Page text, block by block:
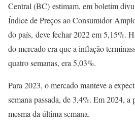
Central (BC) estimam, em boletim
Índice de Preços ao Consumidor
do país, deve fechar 2022 em 5,15%.
do mercado era que a inflação
quatro semanas, era 5,03%.
Para 2023, o mercado manteve a
semana passada, de 3,4%. Em 2024, a
mesma da última semana.